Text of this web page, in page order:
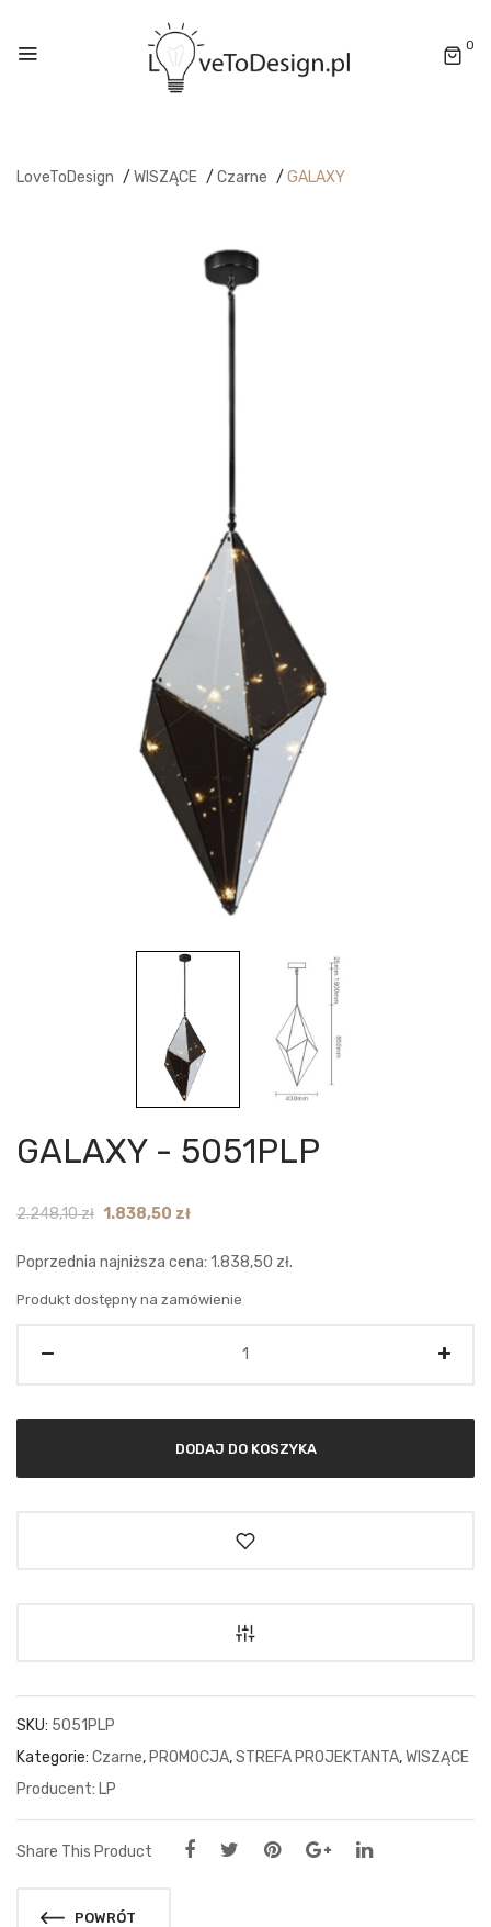
0
LoveToDesign / WISZĄCE / Czarne / GALAXY
GALAXY - 5051PLP
2.248,10zł Original
was:
1.838,50 złCurrent
is:
1.838,50 zł.
Poprzednia najniższa cena: 1.838,50 zł.
Produkt dostępny na zamówienie
DODAJ DO KOSZYKA
SKU: 5051PLP
Kategorie: Czarne, PROMOCJA,STREFA PROJEKTANTA,WISZĄCE
LP
Share This Product
POWRÓT